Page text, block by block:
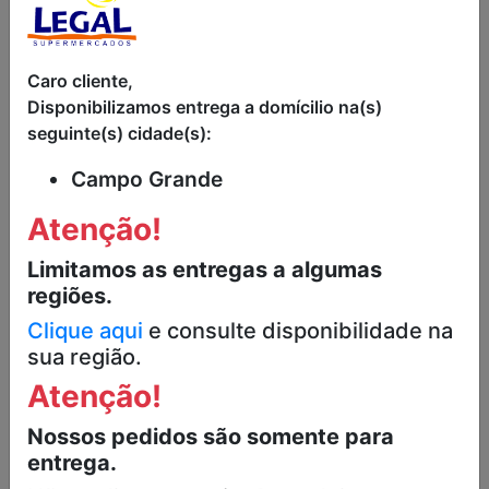
BOLO BAUNILHA
RECHEIO
ANA MARIA 35G
R$2,99 R$9,98
BOLO BAUNILHA
Caro cliente,
Disponibilizamos entrega a domícilio na(s)
seguinte(s) cidade(s):
Campo Grande
Atenção!
Limitamos as entregas a algumas
regiões.
Clique aqui e consulte disponibilidade na
sua região.
Atenção!
Nossos pedidos são somente para
entrega.